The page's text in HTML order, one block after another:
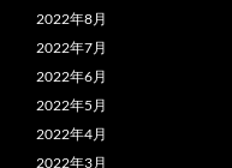
2022年8月
2022年7月
2022年6月
2022年5月
2022年4月
2022年3月